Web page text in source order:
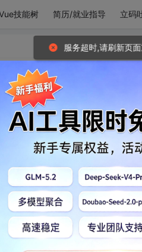
技能树 简历/就业指导 立码
即是我的光芒。
转发到动态 举报
服务超时,请刷新页